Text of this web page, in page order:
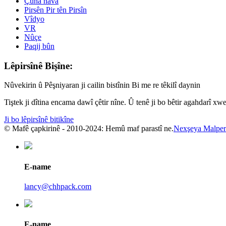
Pirsên Pir tên Pirsîn
Vîdyo
VR
Nûçe
Paqij bûn
Lêpirsînê Bişîne:
Nûvekirin û Pêşniyaran ji cailin bistînin Bi me re têkilî daynin
Tiştek ji dîtina encama dawî çêtir nîne. Û tenê ji bo bêtir agahdarî
Ji bo lêpirsînê bitikîne
© Mafê çapkirinê - 2010-2024: Hemû maf parastî ne.Nexşeya
E-name
lancy@chhpack.com
E-name